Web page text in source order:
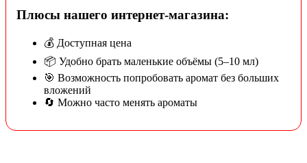
Плюсы нашего интернет-магазина:
💰 Доступная цена
📦 Удобно брать маленькие объёмы (5–10 мл)
🎯 Возможность попробовать аромат без больших
вложений
🔄 Можно часто менять ароматы